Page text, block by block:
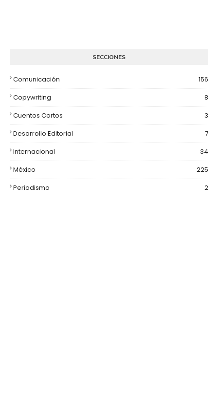
SECCIONES
Comunicación
156
Copywriting
8
Cuentos Cortos
3
Desarrollo Editorial
7
Internacional
34
México
225
Periodismo
2